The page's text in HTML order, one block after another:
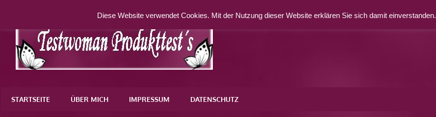
springen
WordPress-
STARTSEITE ÜBER MICH IMPRESSUM DATENSCHUTZ
Diese Website verwendet Cookies. Mit der Nutzung dieser Website erklären Sie sich damit einverstanden.